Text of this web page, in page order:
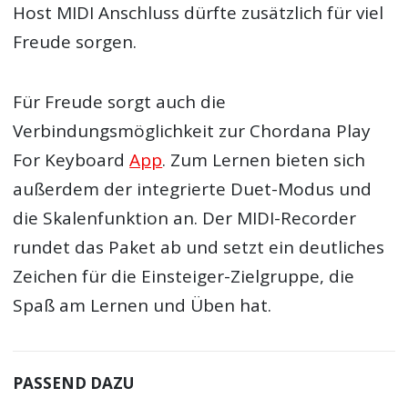
Host MIDI Anschluss dürfte zusätzlich für viel
Freude sorgen.
Für Freude sorgt auch die
Verbindungsmöglichkeit zur Chordana Play
For KeyboardApp. Zum Lernen bieten sich
außerdem der integrierte Duet-Modus und
die Skalenfunktion an. Der MIDI-Recorder
rundet das Paket ab und setzt ein deutliches
Zeichen für die Einsteiger-Zielgruppe, die
Spaß am Lernen und Üben hat.
PASSEND DAZU